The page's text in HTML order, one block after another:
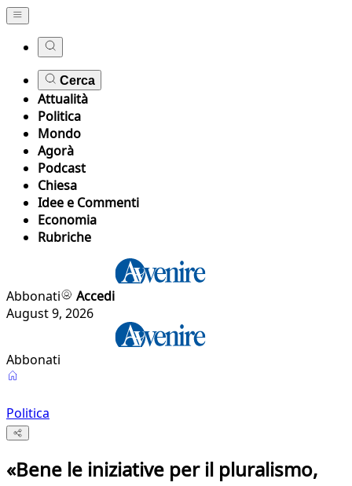
Cerca
Attualità
Politica
Mondo
Agorà
Podcast
Chiesa
Idee e Commenti
Economia
Rubriche
Abbonati
Accedi
August 9, 2026
Abbonati
Politica
«Bene le iniziative per il pluralismo,